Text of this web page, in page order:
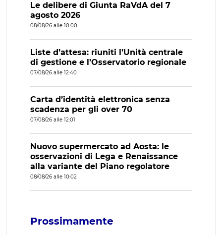
Le delibere di Giunta RaVdA del 7
agosto 2026
08/08/26 alle 10:00
Liste d’attesa: riuniti l’Unità centrale
di gestione e l’Osservatorio regionale
07/08/26 alle 12:40
Carta d’identità elettronica senza
scadenza per gli over 70
07/08/26 alle 12:01
Nuovo supermercato ad Aosta: le
osservazioni di Lega e Renaissance
alla variante del Piano regolatore
08/08/26 alle 10:02
Prossimamente